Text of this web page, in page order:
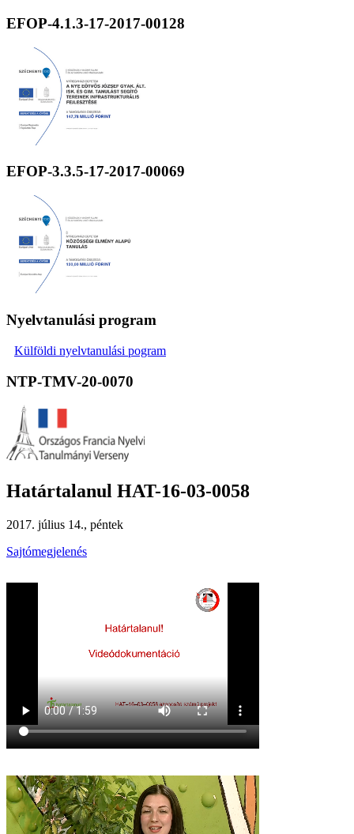
EFOP-4.1.3-17-2017-00128
EFOP-3.3.5-17-2017-00069
Nyelvtanulási program
Külföldi nyelvtanulási pogram
NTP-TMV-20-0070
Határtalanul HAT-16-03-0058
2017. július 14., péntek
Sajtómegjelenés